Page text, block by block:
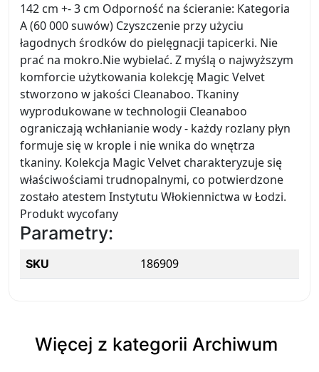
142 cm +- 3 cm Odporność na ścieranie: Kategoria
A (60 000 suwów) Czyszczenie przy użyciu
łagodnych środków do pielęgnacji tapicerki. Nie
prać na mokro.Nie wybielać. Z myślą o najwyższym
komforcie użytkowania kolekcję Magic Velvet
stworzono w jakości Cleanaboo. Tkaniny
wyprodukowane w technologii Cleanaboo
ograniczają wchłanianie wody - każdy rozlany płyn
formuje się w krople i nie wnika do wnętrza
tkaniny. Kolekcja Magic Velvet charakteryzuje się
właściwościami trudnopalnymi, co potwierdzone
zostało atestem Instytutu Włokiennictwa w Łodzi.
Produkt wycofany
Parametry:
SKU 186909
Więcej z kategorii Archiwum